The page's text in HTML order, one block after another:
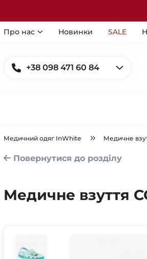
Про нас Новинки SALE
+38 098 471 60 84
Медичний одяг InWhite Медичне
Повернутися до розділу
Медичне взуття